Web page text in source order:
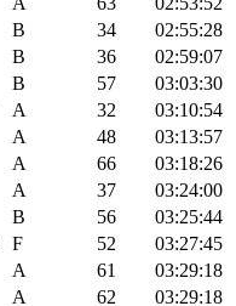
B 34
02:55:28
B 36
02:59:07
B 57
03:03:30
A 32
03:10:54
A 48
03:13:57
A 66
03:18:26
A 37
03:24:00
B 56
03:25:44
F 52
03:27:45
A 61
03:29:18
A 62
03:29:18